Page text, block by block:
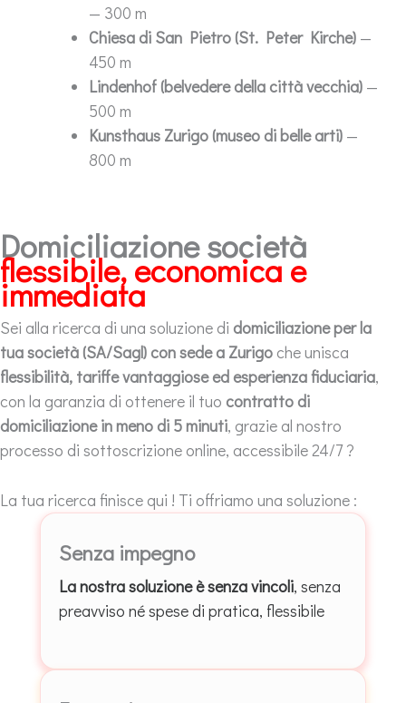
— 300 m
Chiesa di San Pietro (St. Peter Kirche) —
450 m
Lindenhof (belvedere della città vecchia) —
500 m
Kunsthaus Zurigo (museo di belle arti) —
800 m
Domiciliazione società
flessibile, economica e
immediata
Sei alla ricerca di una soluzione di domiciliazione per la
tua società (SA/Sagl) con sede a Zurigo che unisca
flessibilità, tariffe vantaggiose ed esperienza fiduciaria,
con la garanzia di ottenere il tuo contratto di
domiciliazione in meno di 5 minuti, grazie al nostro
processo di sottoscrizione online, accessibile 24/7 ?
La tua ricerca finisce qui ! Ti offriamo una soluzione :
Senza impegno
La nostra soluzione è senza vincoli, senza
preavviso né spese di pratica, flessibile